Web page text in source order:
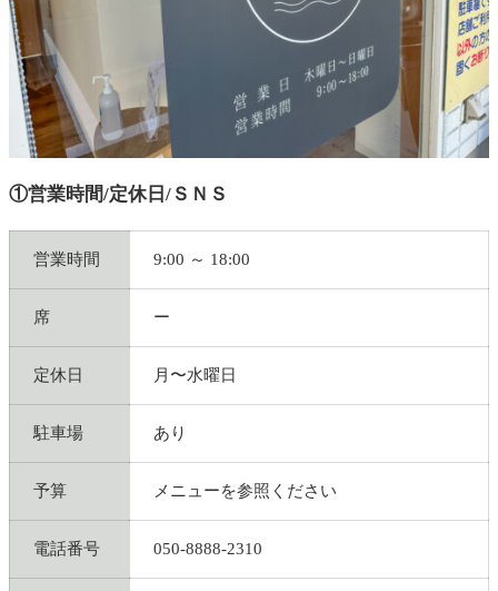
①営業時間/定休日/ＳＮＳ
営業時間 9:00 ～ 18:00
席 ー
定休日 月〜水曜日
駐車場 あり
予算 メニューを参照ください
電話番号 050-8888-2310